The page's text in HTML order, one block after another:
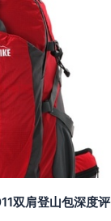
双肩登山包深度评